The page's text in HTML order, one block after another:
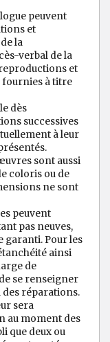
peuvent
et
la
verbal de la
et
fournies à titre
dès
successives
à leur
sont aussi
coloris ou de
ne sont
peuvent
pas neuves,
garanti. Pour les
ainsi
de
se renseigner
des réparations.
sera
au moment des
que deux ou